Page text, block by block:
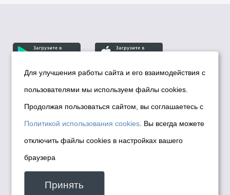
© Департамент информационной политики мэрии
города Новосибирска, 2026
Политика использования Cookies
Политика по обработке персональных
данных в информационных системах
мэрии города Новосибирска
Техническая поддержка сайта -
malinchukvl@mail.ru
Для улучшения работы сайта и его взаимодействия с
пользователями мы используем файлы cookies.
Продолжая пользоваться сайтом, вы соглашаетесь с
Политикой использования cookies . Вы всегда можете
отключить файлы cookies в настройках вашего
браузера
Принять